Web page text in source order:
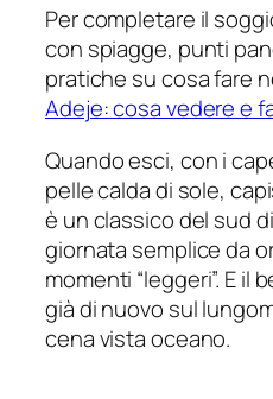
Per completare il
con spiagge, punti
pratiche su cosa fare
Adeje: cosa vedere e
Quando esci, con i
pelle calda di sole,
è un classico del sud
giornata semplice da
momenti “leggeri”. E il
già di nuovo sul
cena vista oceano.